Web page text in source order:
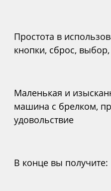
Простота в
кнопки, сброс,
Маленькая и
машина с брелком,
удовольствие
В конце вы получите: